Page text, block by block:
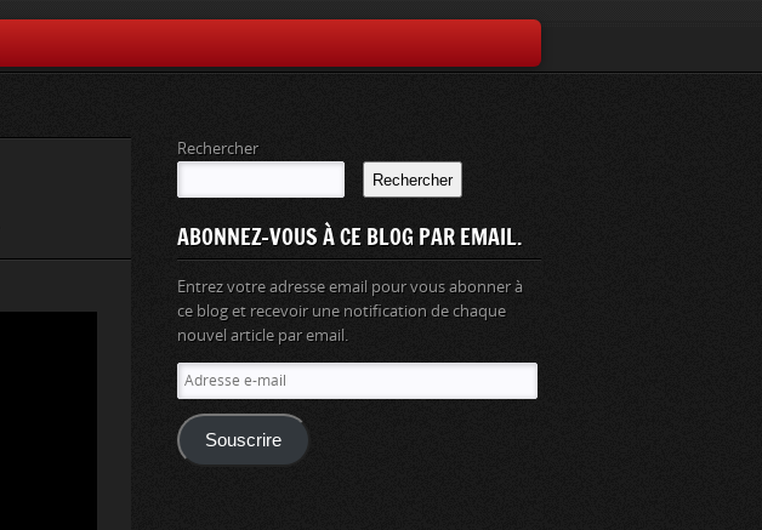
Rechercher
Rechercher
ABONNEZ-VOUS À CE BLOG PAR EMAIL.
Entrez votre adresse email pour vous abonner à
ce blog et recevoir une notification de chaque
nouvel article par email.
Adresse
e-
mail
Souscrire